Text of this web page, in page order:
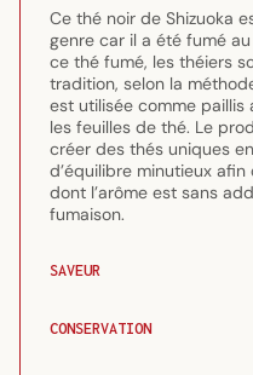
japonais
sakura
50
g
japonais
sakura
50
g
Ce thé noir de Shizuoka
genre car il a été fumé
ce thé fumé, les théiers
tradition, selon la
est utilisée comme
les feuilles de thé. Le
créer des thés uniques
d’équilibre minutieux
dont l’arôme est sans
fumaison.
SAVEUR
CONSERVATION